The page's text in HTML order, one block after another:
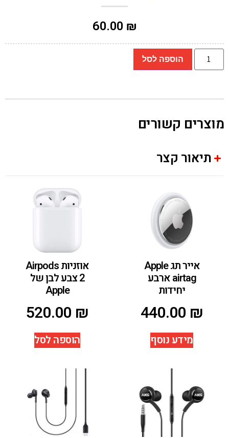
60.00₪
הוספה לסל
מוצרים קשורים
תיאור קצר
אייר תג Apple
airtag ארבע
יחידות
440.00₪
מידע נוסף
אוזניות Airpods
2 צבע לבן של
Apple
520.00₪
הוספה לסל